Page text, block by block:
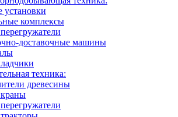
установки
комплексы
доставочные машины
техника:
древесины